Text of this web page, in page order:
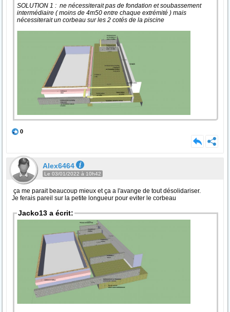
SOLUTION 1 : ne nécessiterait pas de fondation et soubassement
intermédiaire ( moins de 4m50 entre chaque extrémité ) mais
nécessiterait un corbeau sur les 2 cotés de la piscine
0
Alex6464
Le 03/01/2022 à 10h42
ça me parait beaucoup mieux et ça a l'avange de tout désolidariser.
Je ferais pareil sur la petite longueur pour eviter le corbeau
Jacko13 a écrit: